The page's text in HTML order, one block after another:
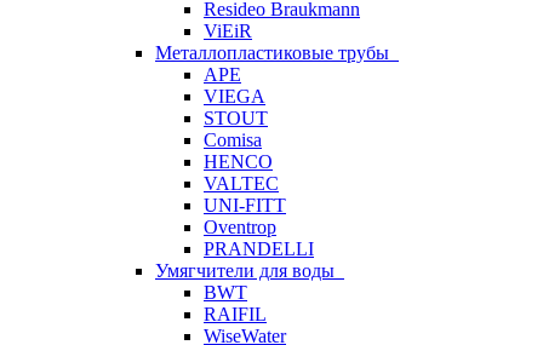
Resideo Braukmann
ViEiR
Металлопластиковые трубы
APE
VIEGA
STOUT
Comisa
HENCO
VALTEC
UNI-FITT
Oventrop
PRANDELLI
Умягчители для воды
BWT
RAIFIL
WiseWater